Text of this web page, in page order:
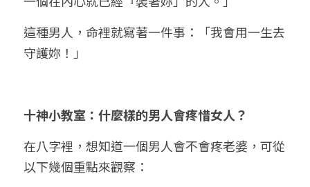
這種男人，命裡就寫著一件事：「我會用一生去
守護妳！」
十神小教室：什麼樣的男人會疼惜女人？
在八字裡，想知道一個男人會不會疼老婆，可從
以下幾個重點來觀察：